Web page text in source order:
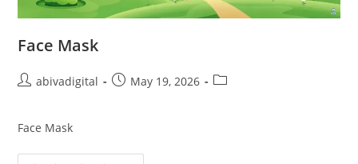
Face Mask
abivadigital May 19, 2026
Face Mask